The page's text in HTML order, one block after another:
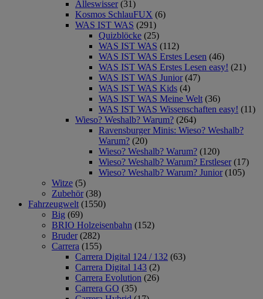
Alleswisser (31)
Kosmos SchlauFUX (6)
WAS IST WAS (291)
Quizblöcke (25)
WAS IST WAS (112)
WAS IST WAS Erstes Lesen (46)
WAS IST WAS Erstes Lesen easy! (21)
WAS IST WAS Junior (47)
WAS IST WAS Kids (4)
WAS IST WAS Meine Welt (36)
WAS IST WAS Wissenschaften easy! (11)
Wieso? Weshalb? Warum? (264)
Ravensburger Minis: Wieso? Weshalb?
Warum? (20)
Wieso? Weshalb? Warum? (120)
Wieso? Weshalb? Warum? Erstleser (17)
Wieso? Weshalb? Warum? Junior (105)
Witze (5)
Zubehör (38)
Fahrzeugwelt (1550)
Big (69)
BRIO Holzeisenbahn (152)
Bruder (282)
Carrera (155)
Carrera Digital 124 / 132 (63)
Carrera Digital 143 (2)
Carrera Evolution (26)
Carrera GO (35)